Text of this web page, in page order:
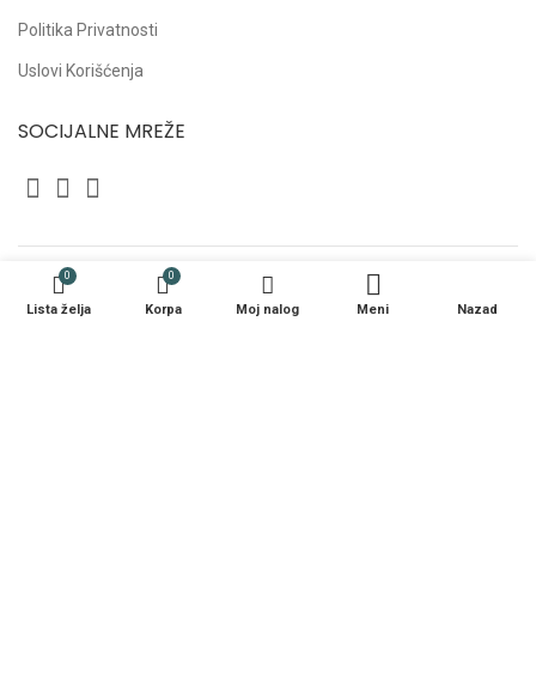
Politika Privatnosti
Uslovi Korišćenja
SOCIJALNE MREŽE
NAPOMENA
0
Lista želja
0
Korpa Moj nalog Meni Nazad